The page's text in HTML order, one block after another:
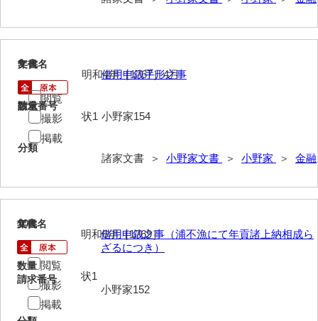
岡田家文書（萩市）
岡本家文書（周防大島町）
小川五郎収集史料
小沢家文書（阿東町）
小沢太郎文書
9
文書名
借用申銭手形之事
請求番号
小野家154
分類
諸家文書 ＞ 小野家文書 ＞ 小野家 ＞ 金融
年代
明和4年［1767］4月
数量
状1
閲覧
撮影
掲載
10
文書名
借用申銭之事（浦不漁にて年貢諸上納相成ら
ざるにつき）
請求番号
小野家152
年代
明和6年［1769］
数量
状1
閲覧
撮影
掲載